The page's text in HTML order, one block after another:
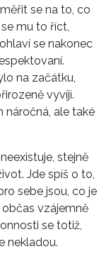
se na to, co
mu to říct,
se nakonec
na začátku,
vyvíjí.
náročná, ale také
stejně
Jde spíš o to,
sebe jsou, co je
vzájemně
se totiž,
nekladou.